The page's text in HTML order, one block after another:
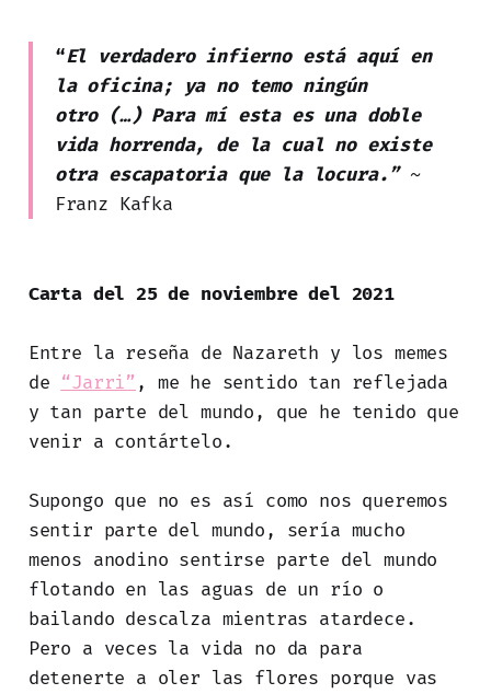
“El verdadero infierno está aquí en
la oficina; ya no temo ningún
otro (…) Para mí esta es una doble
vida horrenda, de la cual no existe
otra escapatoria que la locura.”~
Franz Kafka
Carta del 25 de noviembre del 2021
Entre la reseña de Nazareth y los memes
de “Jarri”, me he sentido tan reflejada
y tan parte del mundo, que he tenido que
venir a contártelo.
Supongo que no es así como nos queremos
sentir parte del mundo, sería mucho
menos anodino sentirse parte del mundo
flotando en las aguas de un río o
bailando descalza mientras atardece.
Pero a veces la vida no da para
detenerte a oler las flores porque vas